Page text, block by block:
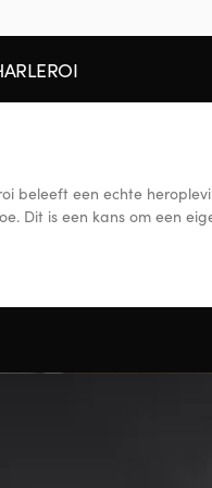
beleeft een echte
Dit is een kans om een